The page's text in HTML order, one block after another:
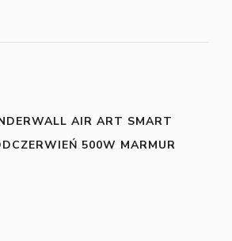
AIR ART SMART
500W MARMUR